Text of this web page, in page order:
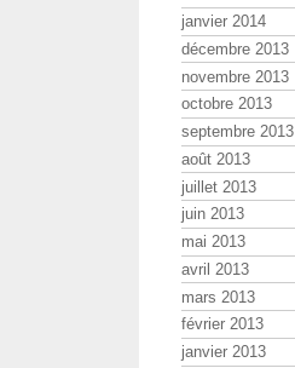
janvier 2014
décembre 2013
novembre 2013
octobre 2013
septembre 2013
août 2013
juillet 2013
juin 2013
mai 2013
avril 2013
mars 2013
février 2013
janvier 2013